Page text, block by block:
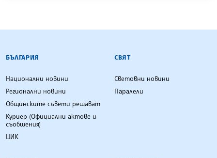
БЪЛГАРСКА ТЕЛЕГРАФНА АГЕНЦИЯ
БЪЛГАРИЯ
Национални новини
Регионални новини
Общинските съвети решават
Куриер (Официални актове и
съобщения)
ЦИК
СВЯТ
Световни новини
Паралели